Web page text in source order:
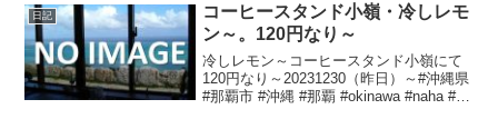
日記
コーヒースタンド小嶺・冷しレモ
ン～。120円なり～
冷しレモン～コーヒースタンド小嶺にて
120円なり～20231230（昨日）～#沖縄県
#那覇市 #沖縄 #那覇 #okinawa #naha #公